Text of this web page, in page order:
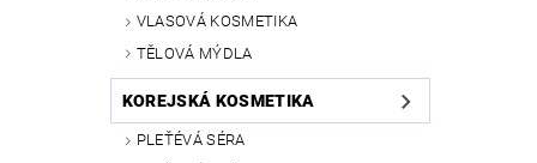
VLASOVÁ KOSMETIKA
TĚLOVÁ MÝDLA
KOREJSKÁ KOSMETIKA
PLEŤÉVÁ SÉRA